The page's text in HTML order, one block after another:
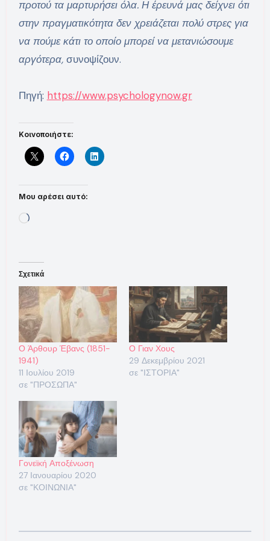
προτού τα μαρτυρήσει όλα. Η έρευνά μας δείχνει ότι
στην πραγματικότητα δεν χρειάζεται πολύ στρες για
να πούμε κάτι το οποίο μπορεί να μετανιώσουμε
αργότερα, συνοψίζουν.
Πηγή: https://www.psychologynow.gr
Κοινοποιήστε:
Μου αρέσει αυτό:
Loading…
Σχετικά
Ο Άρθουρ Έβανς (1851-
1941)
11 Ιουλίου 2019
σε "ΠΡΟΣΩΠΑ"
Ο Γιαν Χους
29 Δεκεμβρίου 2021
σε "ΙΣΤΟΡΙΑ"
Γονεϊκή Αποξένωση
27 Ιανουαρίου 2020
σε "ΚΟΙΝΩΝΙΑ"